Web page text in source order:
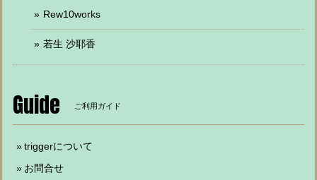
Rew10works
若生 沙耶香
Guide ご利用ガイド
triggerについて
お問合せ